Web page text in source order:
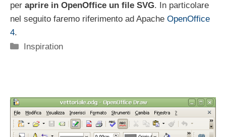
per aprire in OpenOffice un file SVG. In particolare
nel seguito faremo riferimento ad Apache OpenOffice
4.
Categorie
Inspiration